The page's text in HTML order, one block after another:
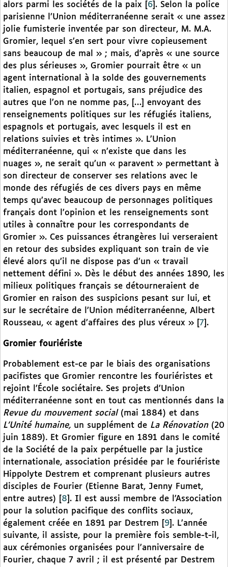
alors parmi les sociétés de la paix
6 . Selon la police
parisienne l’Union méditerranéenne serait « une assez
jolie fumisterie inventée par son directeur, M. M.A.
Gromier, lequel s’en sert pour vivre copieusement
sans beaucoup de mal » ; mais, d’après « une source
des plus sérieuses », Gromier pourrait être « un
agent international à la solde des gouvernements
italien, espagnol et portugais, sans préjudice des
autres que l’on ne nomme pas, […] envoyant des
renseignements politiques sur les réfugiés italiens,
espagnols et portugais, avec lesquels il est en
relations suivies et très intimes ». L’Union
méditerranéenne, qui « n’existe que dans les
nuages », ne serait qu’un « paravent » permettant à
son directeur de conserver ses relations avec le
monde des réfugiés de ces divers pays en même
temps qu’avec beaucoup de personnages politiques
français dont l’opinion et les renseignements sont
utiles à connaître pour les correspondants de
Gromier ». Ces puissances étrangères lui verseraient
en retour des subsides expliquant son train de vie
élevé alors qu’il ne dispose pas d’un « travail
nettement défini ». Dès le début des années 1890, les
milieux politiques français se détourneraient de
Gromier en raison des suspicions pesant sur lui, et
sur le secrétaire de l’Union méditerranéenne, Albert
Rousseau, « agent d’affaires des plus véreux »
7 .
Gromier fouriériste
Probablement est-ce par le biais des organisations
pacifistes que Gromier rencontre les fouriéristes et
rejoint l’École sociétaire. Ses projets d’Union
méditerranéenne sont en tout cas mentionnés dans la
Revue du mouvement social (mai 1884) et dans
L’Unité humaine, un supplément de La Rénovation(20
juin 1889). Et Gromier figure en 1891 dans le comité
de la Société de la paix perpétuelle par la justice
internationale, association présidée par le fouriériste
Hippolyte Destrem et comprenant plusieurs autres
disciples de Fourier (Etienne Barat, Jenny Fumet,
entre autres)
8 . Il est aussi membre de l’Association
pour la solution pacifique des conflits sociaux,
également créée en 1891 par Destrem
9 . L’année
suivante, il assiste, pour la première fois semble-t-il,
aux cérémonies organisées pour l’anniversaire de
Fourier, chaque 7 avril ; il est présenté par Destrem